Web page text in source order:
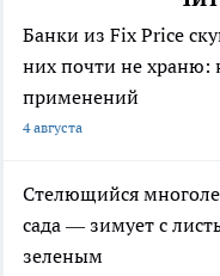
Банки из Fix Price
них почти не храню:
применений
4 августа
Стелющийся
сада — зимует с
зеленым